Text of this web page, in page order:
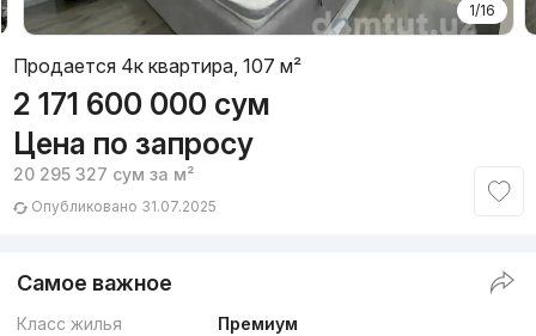
1/16
Продается 4к квартира, 107 м²
2 171 600 000 сум
Цена по запросу
20 295 327 сум за м²
Опубликовано 31.07.2025
Самое важное
Класс жилья
Премиум